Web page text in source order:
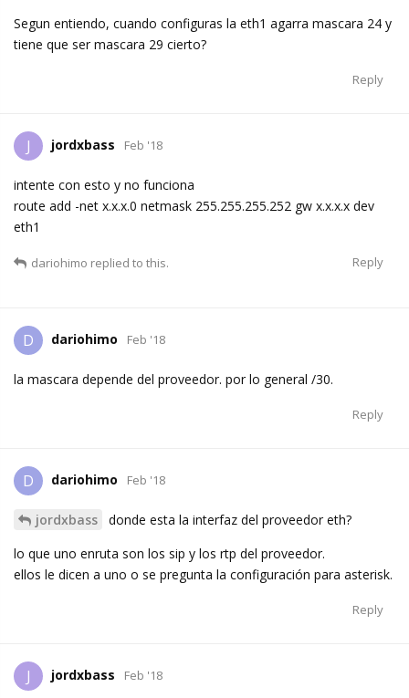
Segun entiendo, cuando configuras la eth1 agarra mascara 24 y
tiene que ser mascara 29 cierto?
Reply
J jordxbass Feb '18
intente con esto y no funciona
route add -net x.x.x.0 netmask 255.255.255.252 gw x.x.x.x dev
eth1
Reply
dariohimo replied to this.
D dariohimo Feb '18
la mascara depende del proveedor. por lo general /30.
Reply
D dariohimo Feb '18
jordxbass
donde esta la interfaz del proveedor eth?
lo que uno enruta son los sip y los rtp del proveedor.
ellos le dicen a uno o se pregunta la configuración para asterisk.
Reply
J jordxbass Feb '18